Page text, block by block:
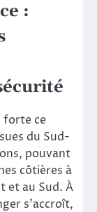
:
forte ce
du Sud-
pouvant
côtières à
et au Sud. À
s’accroît,